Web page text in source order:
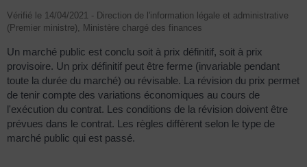
Vérifié le 14/04/2021 - Direction de l'information légale et administrative
(Premier ministre), Ministère chargé des finances
Un marché public est conclu soit à prix définitif, soit à prix
provisoire. Un prix définitif peut être ferme (invariable pendant
toute la durée du marché) ou révisable. La révision du prix permet
de tenir compte des variations économiques au cours de
l'exécution du contrat. Les conditions de la révision doivent être
prévues dans le contrat. Les règles diffèrent selon le type de
marché public qui est passé.